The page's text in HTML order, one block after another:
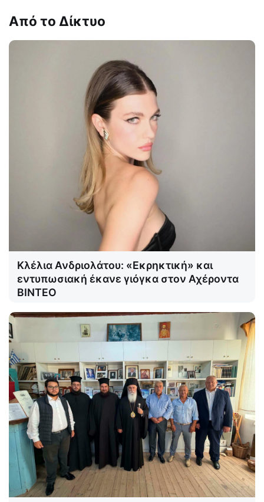
Από το Δίκτυο
Κλέλια Ανδριολάτου: «Εκρηκτική» και
εντυπωσιακή έκανε γιόγκα στον Αχέροντα
ΒΙΝΤΕΟ